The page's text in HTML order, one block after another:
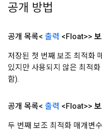
공개 방법
공개 목록< 출력 <Float>>
저장된 첫 번째 보조 최적화
있지만 사용되지 않은 최적
함).
공개 목록< 출력 <Float>>
두 번째 보조 최적화 매개변